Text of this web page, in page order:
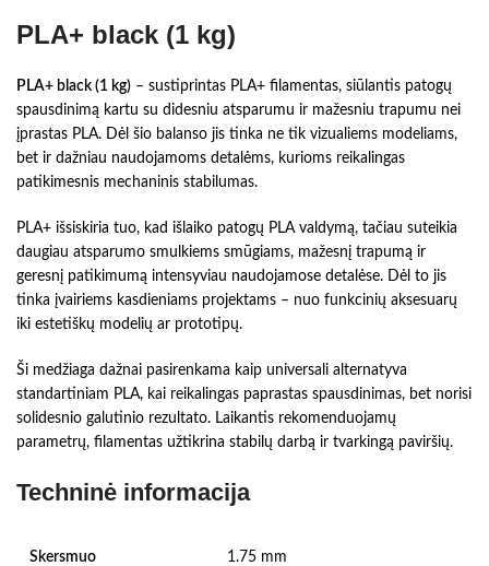
PLA+ black (1 kg)
PLA+ black (1 kg) – sustiprintas PLA+ filamentas, siūlantis patogų
spausdinimą kartu su didesniu atsparumu ir mažesniu trapumu nei
įprastas PLA. Dėl šio balanso jis tinka ne tik vizualiems modeliams,
bet ir dažniau naudojamoms detalėms, kurioms reikalingas
patikimesnis mechaninis stabilumas.
PLA+ išsiskiria tuo, kad išlaiko patogų PLA valdymą, tačiau suteikia
daugiau atsparumo smulkiems smūgiams, mažesnį trapumą ir
geresnį patikimumą intensyviau naudojamose detalėse. Dėl to jis
tinka įvairiems kasdieniams projektams – nuo funkcinių aksesuarų
iki estetiškų modelių ar prototipų.
Ši medžiaga dažnai pasirenkama kaip universali alternatyva
standartiniam PLA, kai reikalingas paprastas spausdinimas, bet norisi
solidesnio galutinio rezultato. Laikantis rekomenduojamų
parametrų, filamentas užtikrina stabilų darbą ir tvarkingą paviršių.
Techninė informacija
Skersmuo 1.75 mm